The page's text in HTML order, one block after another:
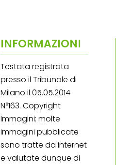
INFORMAZIONI
Testata registrata
presso il Tribunale di
Milano il 05.05.2014
N°163. Copyright
Immagini: molte
immagini pubblicate
sono tratte da internet
e valutate dunque di